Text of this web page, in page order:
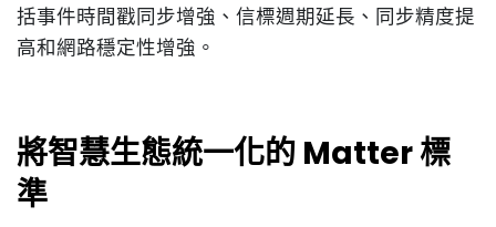
括事件時間戳同步增強、信標週期延長、同步精度提
高和網路穩定性增強。
將智慧生態統一化的 Matter 標
準